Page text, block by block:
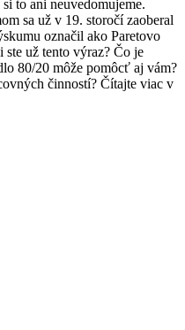
to ani neuvedomujeme.
sa už v 19. storočí zaoberal
označil ako Paretovo
už tento výraz? Čo je
80/20 môže pomôcť aj vám?
činností? Čítajte viac v